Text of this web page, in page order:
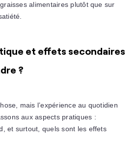
alimentaires plutôt que sur
et effets secondaires
?
mais l’expérience au quotidien
aux aspects pratiques :
et surtout, quels sont les effets